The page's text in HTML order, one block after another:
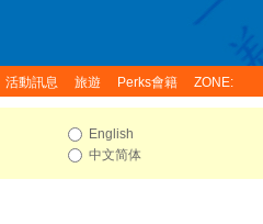
活動訊息 旅遊 Perks會籍 ZONE:
English
中文简体